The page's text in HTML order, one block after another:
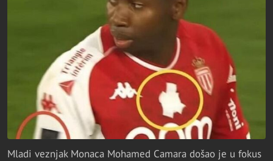
Mladi veznjak Monaca Mohamed Camara došao je u fokus